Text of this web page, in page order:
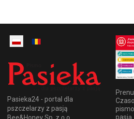
Pasieka24 - portal dla
pszczelarzy z pasją